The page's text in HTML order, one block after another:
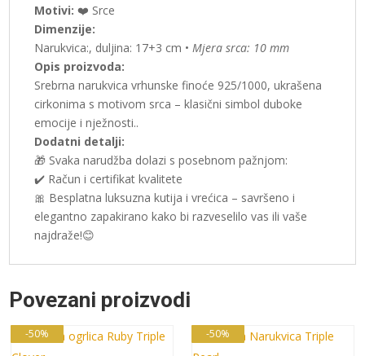
Motivi: ❤️ Srce
Dimenzije:
Narukvica:, duljina: 17+3 cm •Mjera srca: 10 mm
Opis proizvoda:
Srebrna narukvica vrhunske finoće 925/1000, ukrašena
cirkonima s motivom srca – klasični simbol duboke
emocije i nježnosti..
Dodatni detalji:
🎁 Svaka narudžba dolazi s posebnom pažnjom:
✔️ Račun i certifikat kvalitete
🎀 Besplatna luksuzna kutija i vrećica – savršeno i
elegantno zapakirano kako bi razveselilo vas ili vaše
najdraže!😊
Povezani proizvodi
-50% -50%